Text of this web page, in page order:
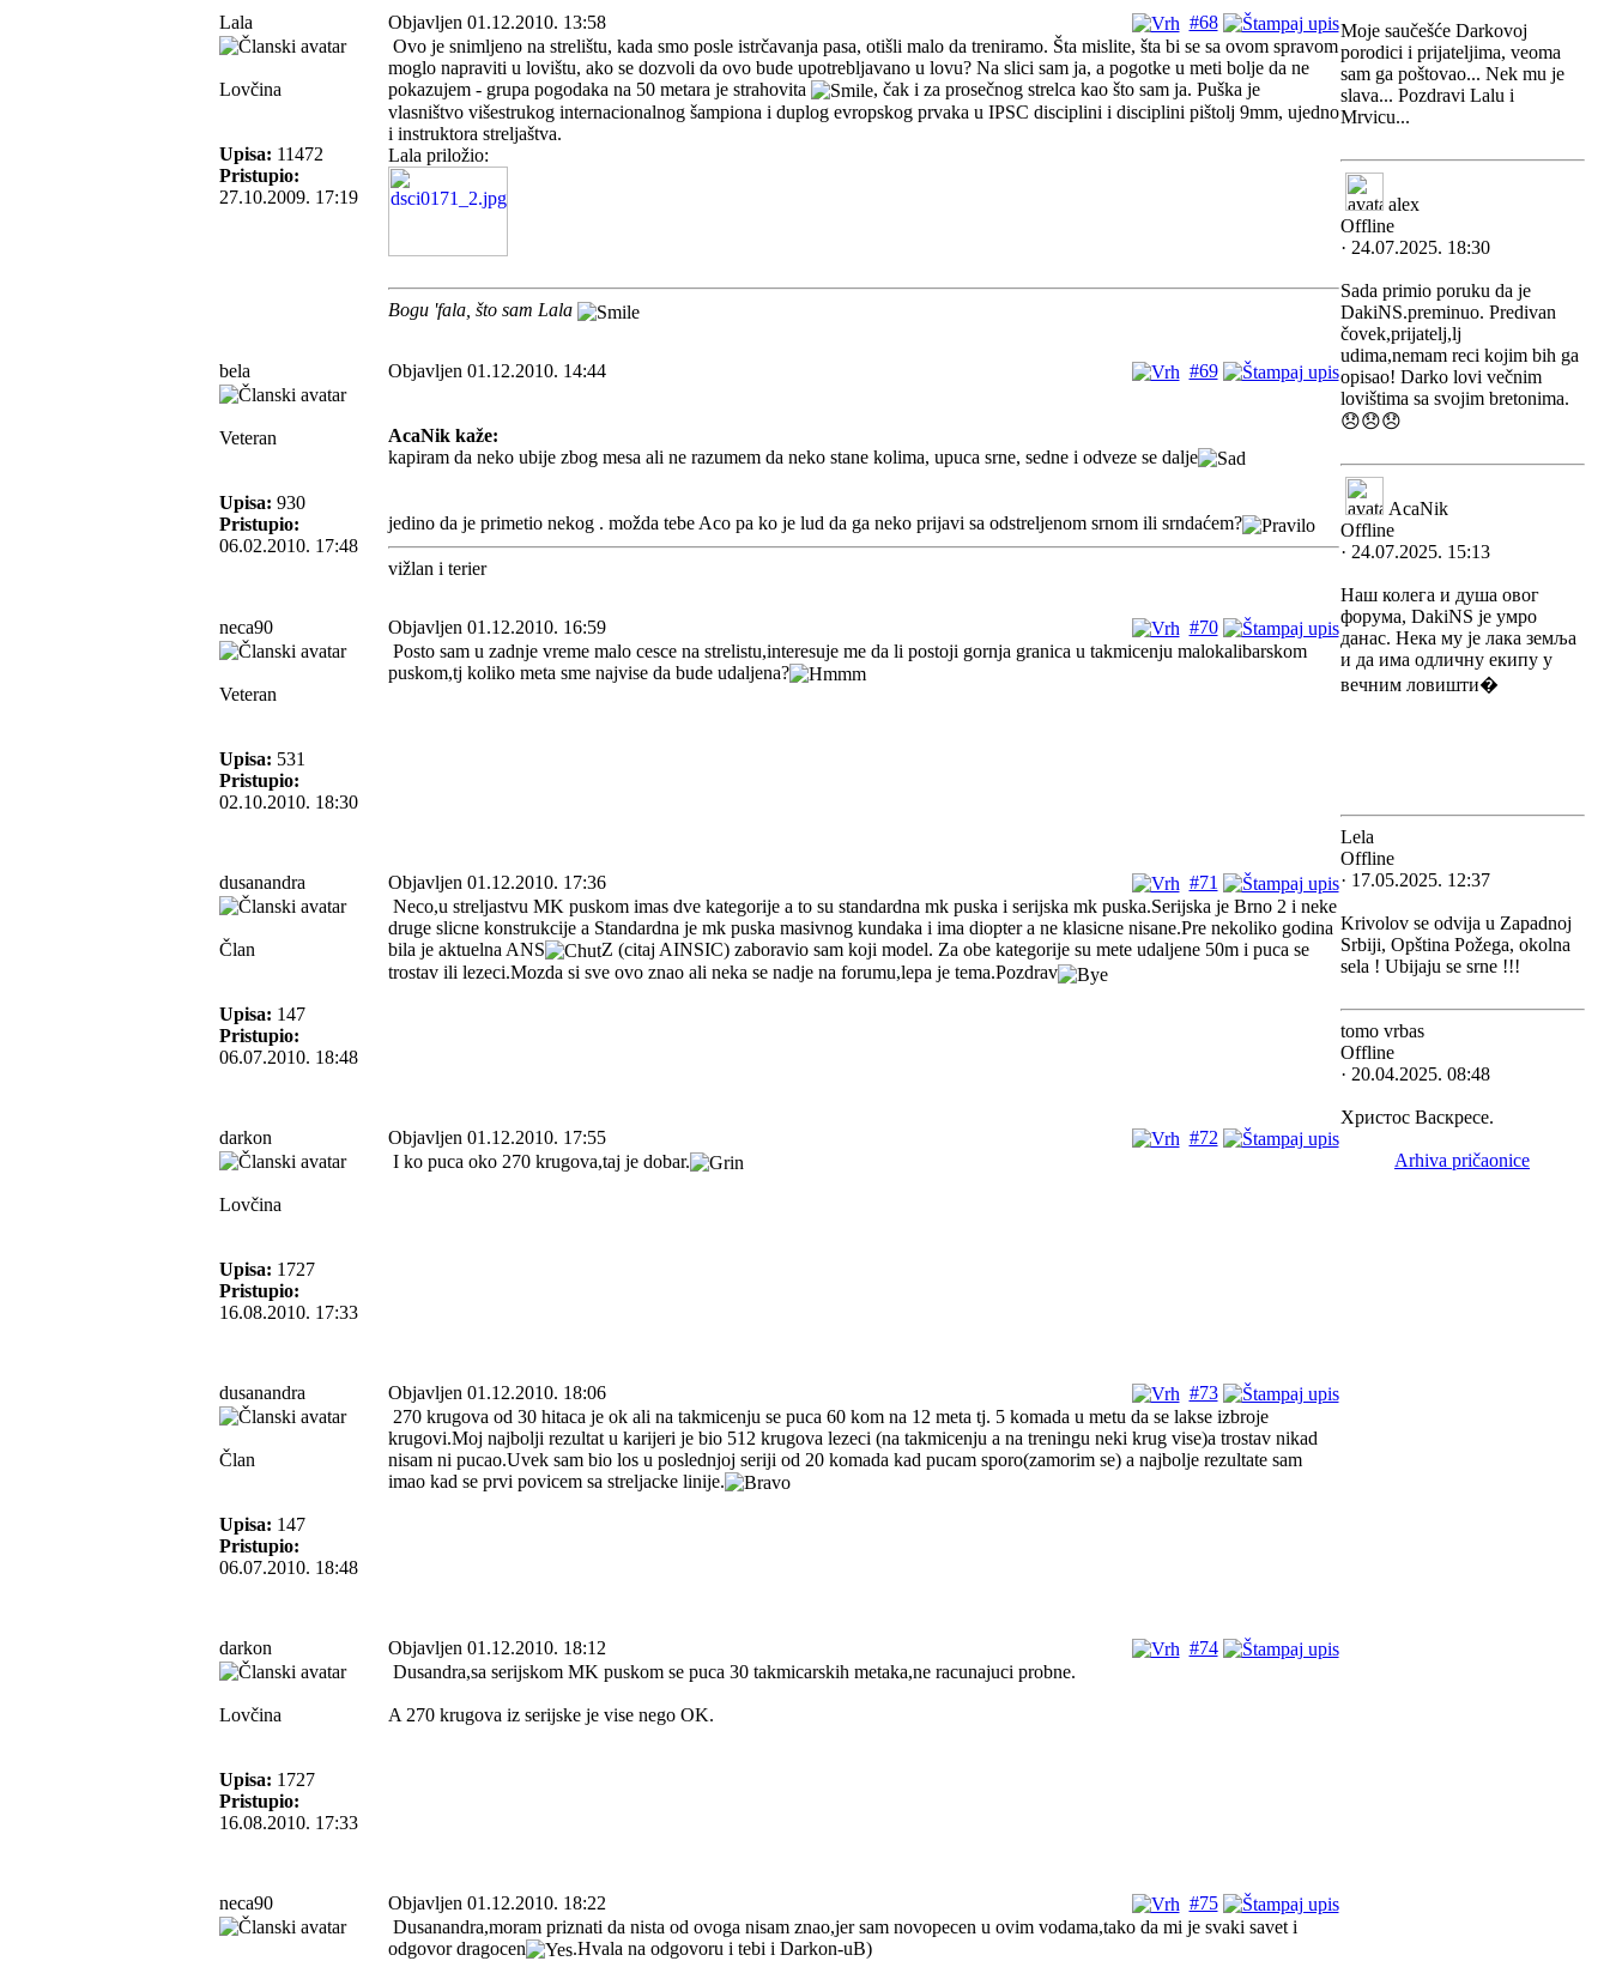
Lala #68
Objavljen 01.12.2010. 13:58
Lovčina
Upisa: 11472
Pristupio:
27.10.2009. 17:19
Ovo je snimljeno na strelištu, kada smo posle istrčavanja pasa, otišli malo da treniramo. Šta mislite, šta bi se sa ovom spravom
moglo napraviti u lovištu, ako se dozvoli da ovo bude upotrebljavano u lovu? Na slici sam ja, a pogotke u meti bolje da ne
pokazujem - grupa pogodaka na 50 metara je strahovita
, čak i za prosečnog strelca kao što sam ja. Puška je
vlasništvo višestrukog internacionalnog šampiona i duplog evropskog prvaka u IPSC disciplini i disciplini pištolj 9mm, ujedno
i instruktora streljaštva.
Lala priložio:
Bogu 'fala, što sam Lala
bela #69
Objavljen 01.12.2010. 14:44
Veteran
Upisa: 930
Pristupio:
06.02.2010. 17:48
AcaNik kaže:
kapiram da neko ubije zbog mesa ali ne razumem da neko stane kolima, upuca srne, sedne i odveze se dalje
jedino da je primetio nekog . možda tebe Aco pa ko je lud da ga neko prijavi sa odstreljenom srnom ili srndaćem?
vižlan i terier
neca90 #70
Objavljen 01.12.2010. 16:59
Veteran
Upisa: 531
Pristupio:
02.10.2010. 18:30
Posto sam u zadnje vreme malo cesce na strelistu,interesuje me da li postoji gornja granica u takmicenju malokalibarskom
puskom,tj koliko meta sme najvise da bude udaljena?
dusanandra #71
Objavljen 01.12.2010. 17:36
Član
Upisa: 147
Pristupio:
06.07.2010. 18:48
Neco,u streljastvu MK puskom imas dve kategorije a to su standardna mk puska i serijska mk puska.Serijska je Brno 2 i neke
druge slicne konstrukcije a Standardna je mk puska masivnog kundaka i ima diopter a ne klasicne nisane.Pre nekoliko godina
bila je aktuelna ANS
Z (citaj AINSIC) zaboravio sam koji model. Za obe kategorije su mete udaljene 50m i puca se
trostav ili lezeci.Mozda si sve ovo znao ali neka se nadje na forumu,lepa je tema.Pozdrav
darkon #72
Objavljen 01.12.2010. 17:55
Lovčina
Upisa: 1727
Pristupio:
16.08.2010. 17:33
I ko puca oko 270 krugova,taj je dobar.
dusanandra #73
Objavljen 01.12.2010. 18:06
Član
Upisa: 147
Pristupio:
06.07.2010. 18:48
270 krugova od 30 hitaca je ok ali na takmicenju se puca 60 kom na 12 meta tj. 5 komada u metu da se lakse izbroje
krugovi.Moj najbolji rezultat u karijeri je bio 512 krugova lezeci (na takmicenju a na treningu neki krug vise)a trostav nikad
nisam ni pucao.Uvek sam bio los u poslednjoj seriji od 20 komada kad pucam sporo(zamorim se) a najbolje rezultate sam
imao kad se prvi povicem sa streljacke linije.
darkon #74
Objavljen 01.12.2010. 18:12
Lovčina
Upisa: 1727
Pristupio:
16.08.2010. 17:33
Dusandra,sa serijskom MK puskom se puca 30 takmicarskih metaka,ne racunajuci probne.
A 270 krugova iz serijske je vise nego OK.
neca90 #75
Objavljen 01.12.2010. 18:22
Dusanandra,moram priznati da nista od ovoga nisam znao,jer sam novopecen u ovim vodama,tako da mi je svaki savet i
odgovor dragocen
.Hvala na odgovoru i tebi i Darkon-uB)
Moje saučešće Darkovoj
porodici i prijateljima, veoma
sam ga poštovao... Nek mu je
slava... Pozdravi Lalu i
Mrvicu...
alex
Offline
· 24.07.2025. 18:30
Sada primio poruku da je
DakiNS.preminuo. Predivan
čovek,prijatelj,lj
udima,nemam reci kojim bih ga
opisao! Darko lovi večnim
lovištima sa svojim bretonima.
😞😞😞
AcaNik
Offline
· 24.07.2025. 15:13
Наш колега и душа овог
форума, DakiNS је умро
данас. Нека му је лака земља
и да има одличну екипу у
вечним ловишти�
Lela
Offline
· 17.05.2025. 12:37
Krivolov se odvija u Zapadnoj
Srbiji, Opština Požega, okolna
sela ! Ubijaju se srne !!!
tomo vrbas
Offline
· 20.04.2025. 08:48
Христос Васкресе.
Arhiva pričaonice